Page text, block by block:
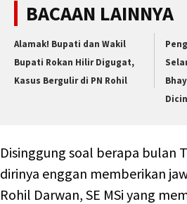
BACAAN LAINNYA
Alamak! Bupati dan Wakil
Bupati Rokan Hilir Digugat,
Kasus Bergulir di PN Rohil
Disinggung soal berapa bulan
dirinya enggan memberikan
Rohil Darwan, SE MSi yang